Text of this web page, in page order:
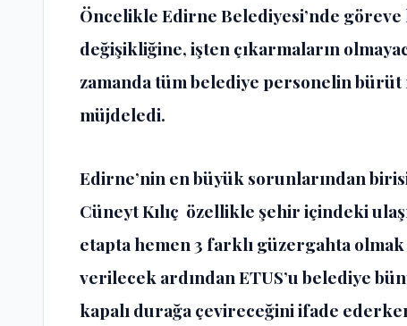
Öncelikle Edirne Belediyesi’nde
değişikliğine, işten çıkarmaların
zamanda tüm belediye personelin bürüt
müjdeledi.
Edirne’nin en büyük sorunlarından
Cüneyt Kılıç özellikle şehir içindeki
etapta hemen 3 farklı güzergahta
verilecek ardından ETUS’u belediye
kapalı durağa çevireceğini ifade